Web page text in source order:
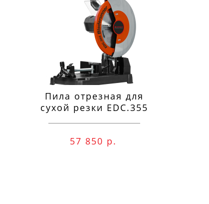
Пила отрезная для
сухой резки EDC.355
57 850 р.